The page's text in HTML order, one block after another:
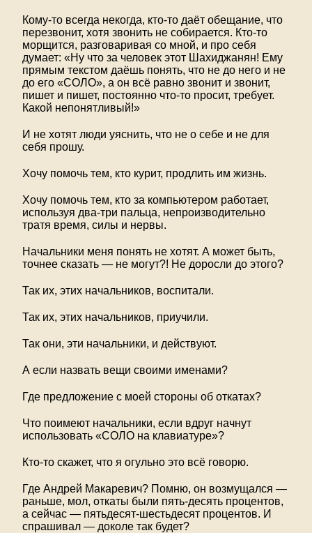
Кому-то всегда некогда, кто-то даёт обещание, что
перезвонит, хотя звонить не собирается. Кто-то
морщится, разговаривая со мной, и про себя
думает: «Ну что за человек этот Шахиджанян! Ему
прямым текстом даёшь понять, что не до него и не
до его «СОЛО», а он всё равно звонит и звонит,
пишет и пишет, постоянно что-то просит, требует.
Какой непонятливый!»
И не хотят люди уяснить, что не о себе и не для
себя прошу.
Хочу помочь тем, кто курит, продлить им жизнь.
Хочу помочь тем, кто за компьютером работает,
используя два-три пальца, непроизводительно
тратя время, силы и нервы.
Начальники меня понять не хотят. А может быть,
точнее сказать — не могут?! Не доросли до этого?
Так их, этих начальников, воспитали.
Так их, этих начальников, приучили.
Так они, эти начальники, и действуют.
А если назвать вещи своими именами?
Где предложение с моей стороны об откатах?
Что поимеют начальники, если вдруг начнут
использовать «СОЛО на клавиатуре»?
Кто-то скажет, что я огульно это всё говорю.
Где Андрей Макаревич? Помню, он возмущался —
раньше, мол, откаты были пять-десять процентов,
а сейчас — пятьдесят-шестьдесят процентов. И
спрашивал — доколе так будет?